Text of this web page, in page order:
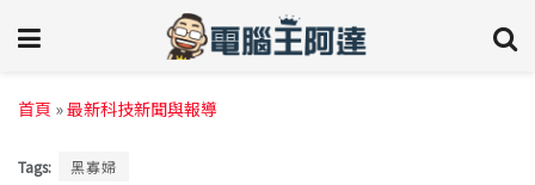
首頁 »最新科技新聞與報導
Tags: 黑寡婦